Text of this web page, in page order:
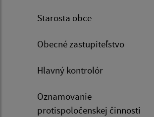
Starosta obce
Obecné zastupiteľstvo
Hlavný kontrolór
Oznamovanie
protispoločenskej činnosti